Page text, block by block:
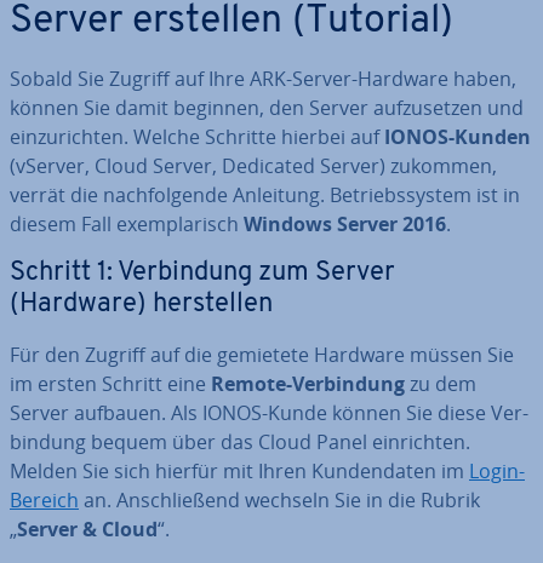
Server erstellen (Tutorial)
Sobald Sie Zugriff auf Ihre ARK-Server-Hardware haben,
können Sie damit beginnen, den Server auf­zu­set­zen und
ein­zu­rich­ten. Welche Schritte hierbei aufIONOS-Kunden
(vServer, Cloud Server, Dedicated Server) zukommen,
verrät die nach­fol­gen­de Anleitung. Be­triebs­sys­tem ist in
diesem Fall ex­em­pla­risch Windows Server 2016.
Schritt 1: Ver­bin­dung zum Server
(Hardware) her­stel­len
Für den Zugriff auf die gemietete Hardware müssen Sie
im ersten Schritt eine Remote-Ver­bin­dungzu dem
Server aufbauen. Als IONOS-Kunde können Sie diese Ver­
bin­dung bequem über das Cloud Panel ein­rich­ten.
Melden Sie sich hierfür mit Ihren Kun­den­da­ten im Login-
Bereich an. An­schlie­ßend wechseln Sie in die Rubrik
„Server & Cloud“.